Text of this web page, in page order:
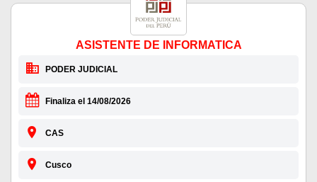
ASISTENTE DE INFORMATICA
PODER JUDICIAL
Finaliza el 14/08/2026
CAS
Cusco